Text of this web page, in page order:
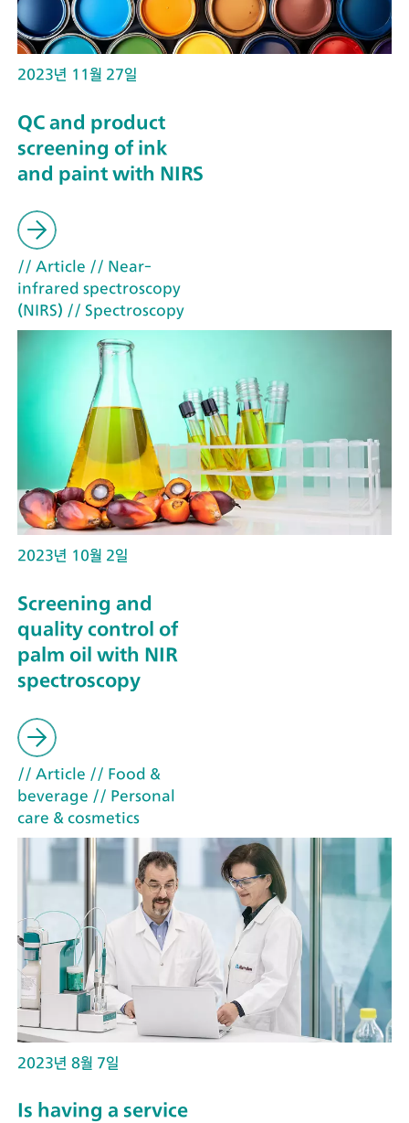
2023년 11월 27일
QC and product
screening of ink
and paint with NIRS
// Article // Near-
infrared spectroscopy
(NIRS) // Spectroscopy
2023년 10월 2일
Screening and
quality control of
palm oil with NIR
spectroscopy
// Article // Food &
beverage // Personal
care & cosmetics
2023년 8월 7일
Is having a service